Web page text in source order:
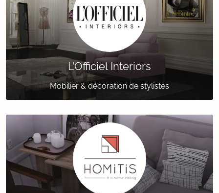
L’Officiel Interiors
Mobilier & décoration de stylistes